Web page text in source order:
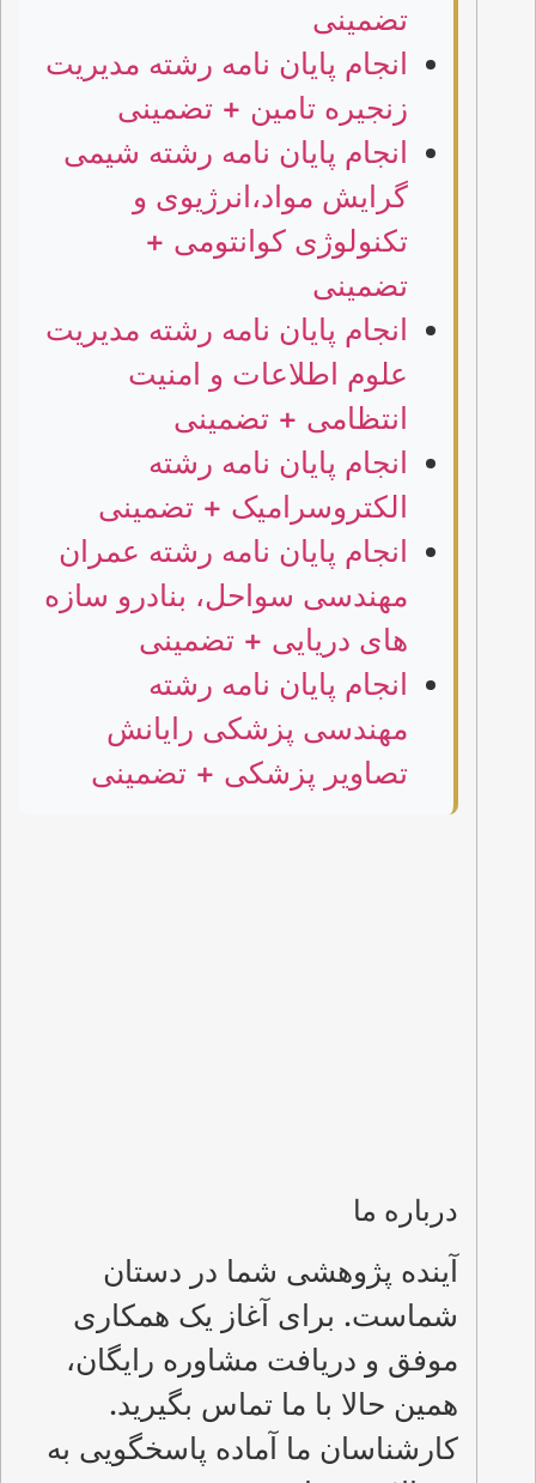
تضمینی
انجام پایان نامه رشته مدیریت
زنجیره تامین + تضمینی
انجام پایان نامه رشته شیمی
گرایش مواد،انرژیوی و
تکنولوژی کوانتومی +
تضمینی
انجام پایان نامه رشته مدیریت
علوم اطلاعات و امنیت
انتظامی + تضمینی
انجام پایان نامه رشته
الکتروسرامیک + تضمینی
انجام پایان نامه رشته عمران
مهندسی سواحل، بنادرو سازه
های دریایی + تضمینی
انجام پایان نامه رشته
مهندسی پزشکی رایانش
تصاویر پزشکی + تضمینی
درباره ما
آینده پژوهشی شما در دستان
شماست. برای آغاز یک همکاری
موفق و دریافت مشاوره رایگان،
همین حالا با ما تماس بگیرید.
کارشناسان ما آماده پاسخگویی به